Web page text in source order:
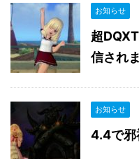
お知らせ
超
信され
お知らせ
4.4で邪